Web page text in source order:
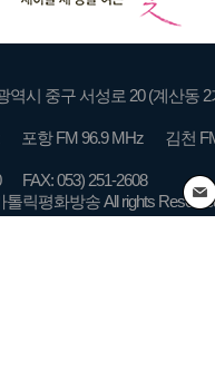
역시 중구 서성로 20 (계산동 2
포항 FM 96.9 MHz
김천
FAX: 053) 251-2608
톨릭평화방송 All rights